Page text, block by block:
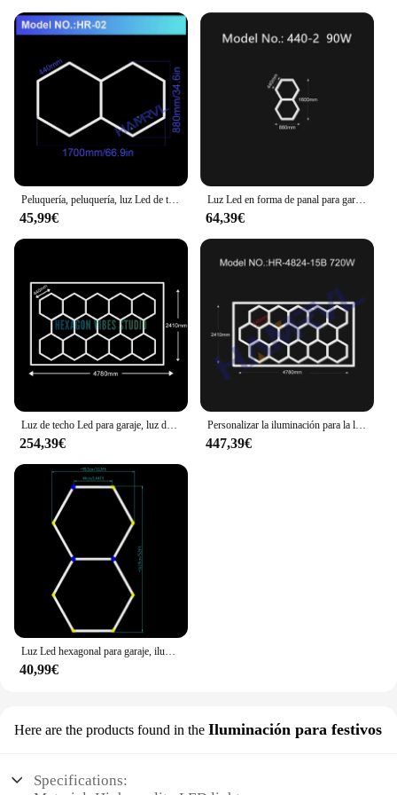
45,99€
Luz Led en forma de panal para garaje, lámpara hexagonal, tubo de iluminación de techo para Taller de reparación de carrocería de coche, 3 años de garantía
64,39€
Luz de techo Led para garaje, luz de panal de 110V-240V, tubo de iluminación Led hexagonal para detallado de coches, taller, barbería, iluminación de gimnasio
254,39€
Personalizar la iluminación para la luz LED hexagonal de garaje para detalles de automóviles, lámpara de techo hexagonal de panal para estación de belleza de lavado de coches
447,39€
Luz Led hexagonal para garaje, iluminación ZK20 de 110V-245V para detalles de automóviles, lámpara de techo hexagonal de nido de abeja, estación de belleza para lavado de coches
40,99€
Here are the products found in the Iluminación para festivos
Specifications: